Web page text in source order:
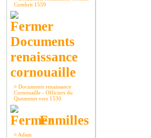
Combrit 1559
Documents
renaissance
cornouaille
¤ Documents renaissance
Cornouaille - Officiers du
Quemenet vers 1530.
Familles
¤ Adam